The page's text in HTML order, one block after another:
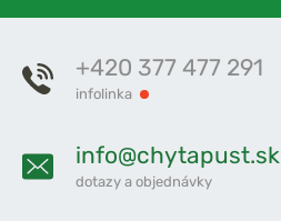
+420 377 477 291
infolinka
info@chytapust.sk
dotazy a objednávky